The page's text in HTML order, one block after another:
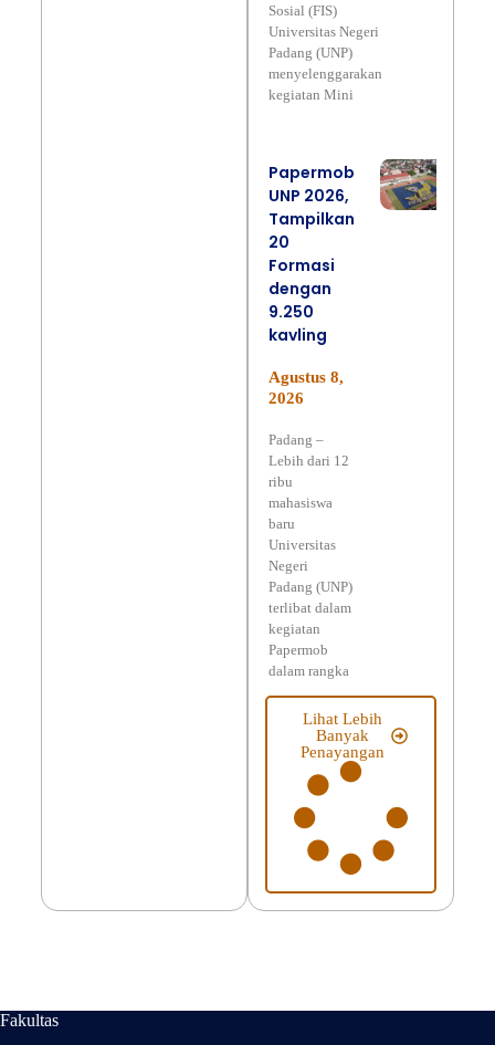
Sosial (FIS)
Universitas Negeri
Padang (UNP)
menyelenggarakan
kegiatan Mini
Papermob
UNP 2026,
Tampilkan
20
Formasi
dengan
9.250
kavling
Agustus 8,
2026
Padang –
Lebih dari 12
ribu
mahasiswa
baru
Universitas
Negeri
Padang (UNP)
terlibat dalam
kegiatan
Papermob
dalam rangka
Lihat Lebih
Banyak
Penayangan
Fakultas